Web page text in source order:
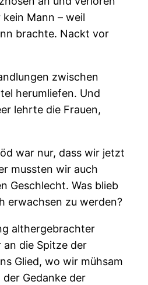
Mann – weil
brachte. Nackt vor
zwischen
herumliefen. Und
lehrte die Frauen,
war nur, dass wir jetzt
mussten wir auch
Geschlecht. Was blieb
erwachsen zu werden?
althergebrachter
die Spitze der
Glied, wo wir mühsam
Gedanke der